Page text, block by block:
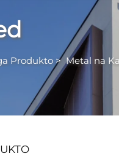
Produkto > Metal na